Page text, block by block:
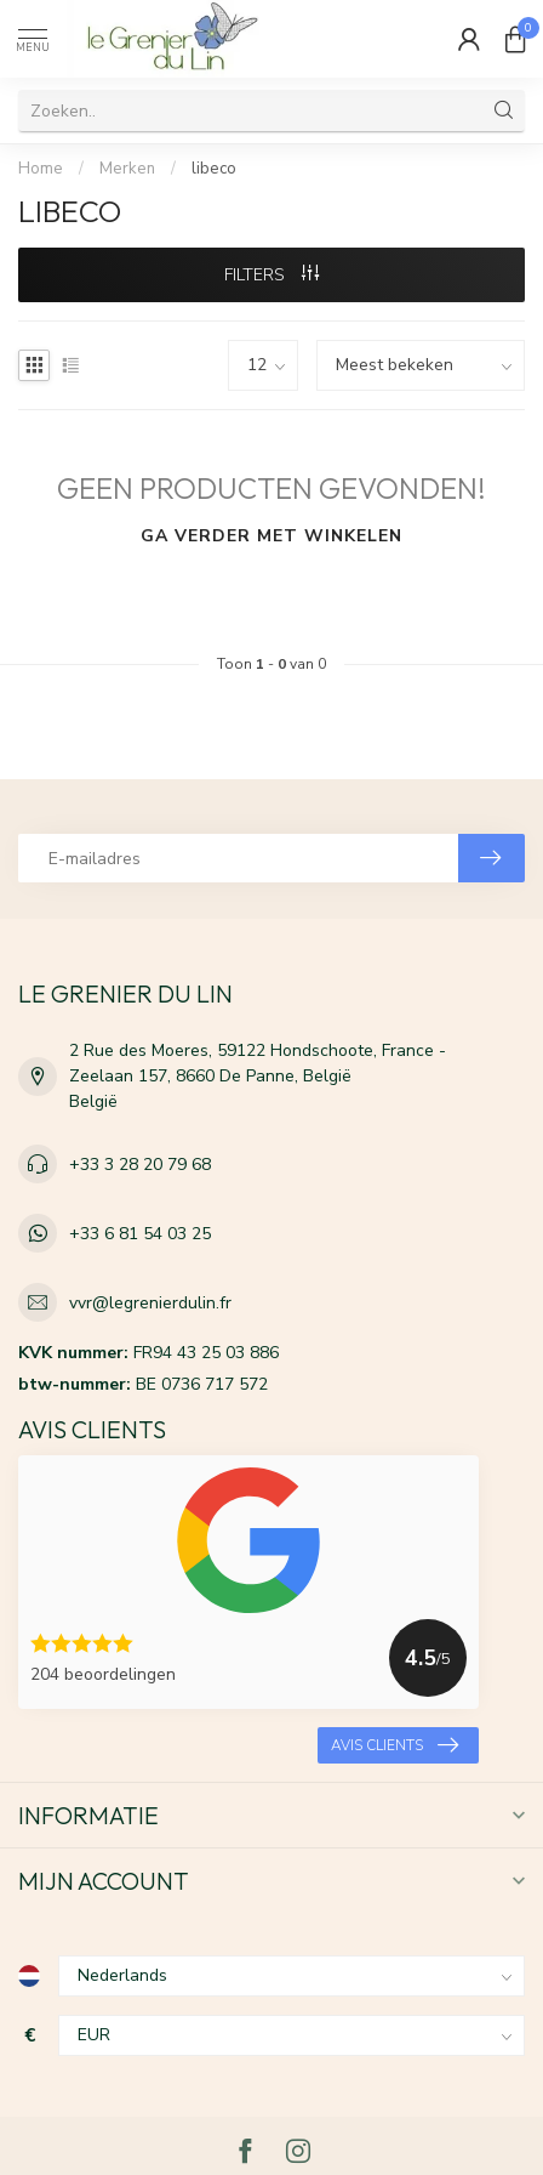
MENU
0
Home / Merken / libeco
LIBECO
FILTERS
GEEN PRODUCTEN GEVONDEN!
GA VERDER MET WINKELEN
Toon 1 - 0van 0
LE GRENIER DU LIN
2 Rue des Moeres, 59122 Hondschoote, France -
Zeelaan 157, 8660 De Panne, België
België
+33 3 28 20 79 68
+33 6 81 54 03 25
vvr@legrenierdulin.fr
KVK nummer: FR94 43 25 03 886
btw-nummer: BE 0736 717 572
AVIS CLIENTS
204 beoordelingen
4.5/5
AVIS CLIENTS
INFORMATIE
MIJN ACCOUNT
€